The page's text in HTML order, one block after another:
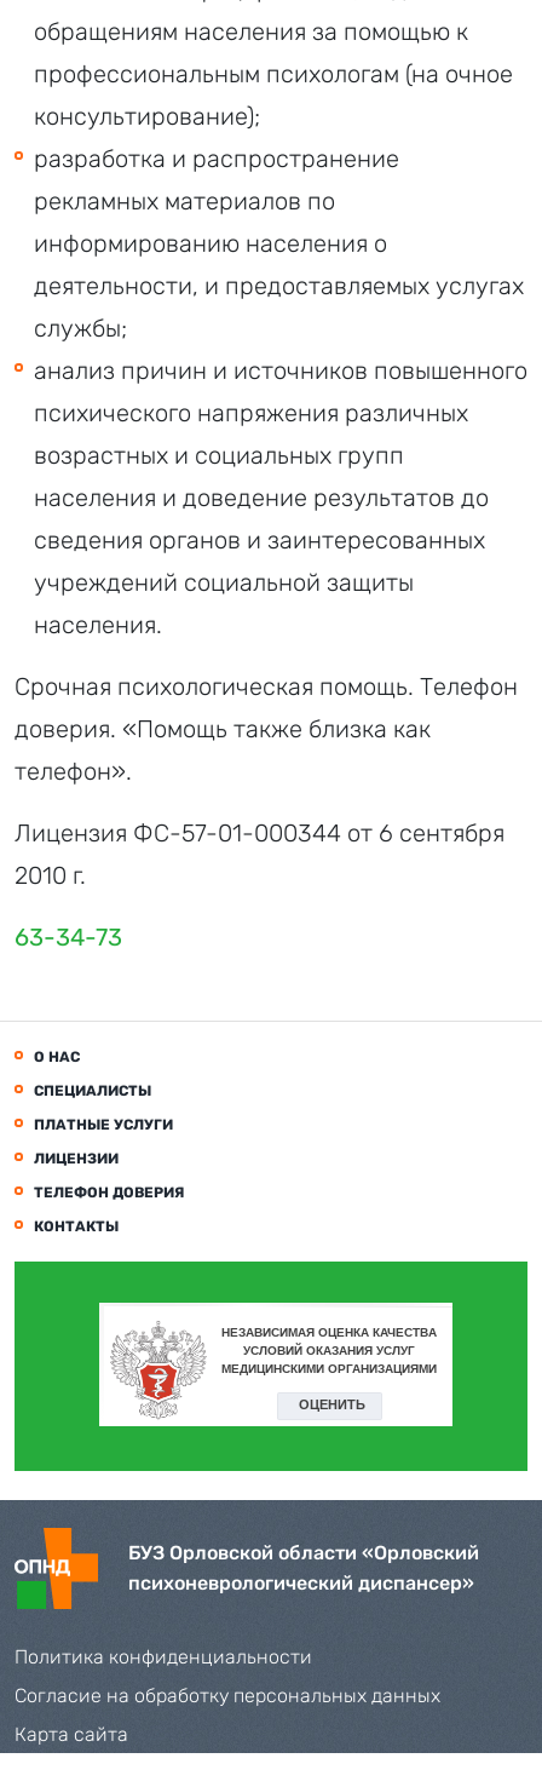
обращениям населения за помощью к
профессиональным психологам (на очное
консультирование);
разработка и распространение
рекламных материалов по
информированию населения о
деятельности, и предоставляемых услугах
службы;
анализ причин и источников повышенного
психического напряжения различных
возрастных и социальных групп
населения и доведение результатов до
сведения органов и заинтересованных
учреждений социальной защиты
населения.
Срочная психологическая помощь. Телефон
доверия. «Помощь также близка как
телефон».
Лицензия ФС-57-01-000344 от 6 сентября
2010 г.
63-34-73
О НАС
СПЕЦИАЛИСТЫ
ПЛАТНЫЕ УСЛУГИ
ЛИЦЕНЗИИ
ТЕЛЕФОН ДОВЕРИЯ
КОНТАКТЫ
БУЗ Орловской области «Орловский
психоневрологический диспансер»
Политика конфиденциальности
Согласие на обработку персональных данных
Карта сайта